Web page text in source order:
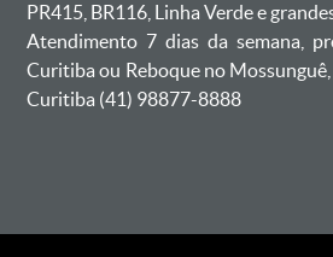
PR415, BR116, Linha Verde e
Atendimento 7 dias da semana,
Curitiba ou Reboque no
Curitiba (41) 98877-8888